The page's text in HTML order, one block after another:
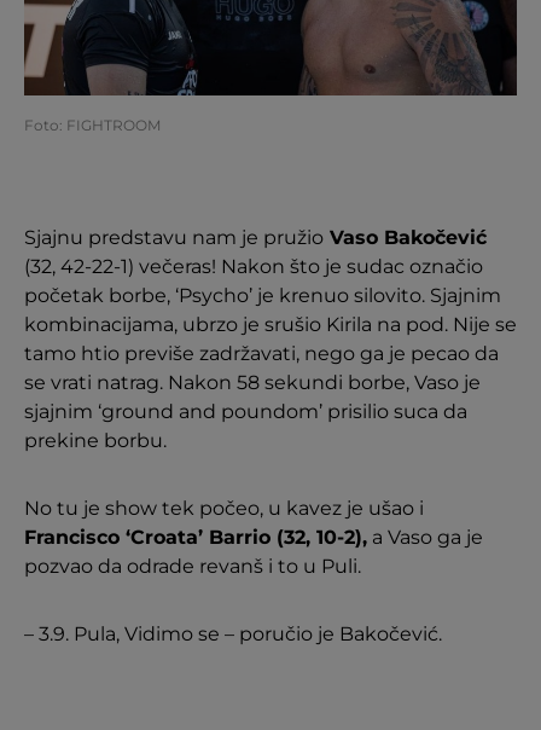
Foto: FIGHTROOM
Sjajnu predstavu nam je pružio Vaso Bakočević
(32, 42-22-1) večeras! Nakon što je sudac označio
početak borbe, ‘Psycho’ je krenuo silovito. Sjajnim
kombinacijama, ubrzo je srušio Kirila na pod. Nije se
tamo htio previše zadržavati, nego ga je pecao da
se vrati natrag. Nakon 58 sekundi borbe, Vaso je
sjajnim ‘ground and poundom’ prisilio suca da
prekine borbu.
No tu je show tek počeo, u kavez je ušao i
Francisco ‘Croata’ Barrio (32, 10-2), a Vaso ga je
pozvao da odrade revanš i to u Puli.
– 3.9. Pula, Vidimo se – poručio je Bakočević.